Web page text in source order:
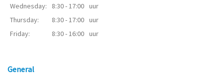
Wednesday:
8:30 - 17:00 uur
Thursday:
8:30 - 17:00 uur
Friday:
8:30 - 16:00 uur
General